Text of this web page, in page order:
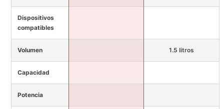
Dispositivos
compatibles
Volumen 1.5 litros
Capacidad
Potencia